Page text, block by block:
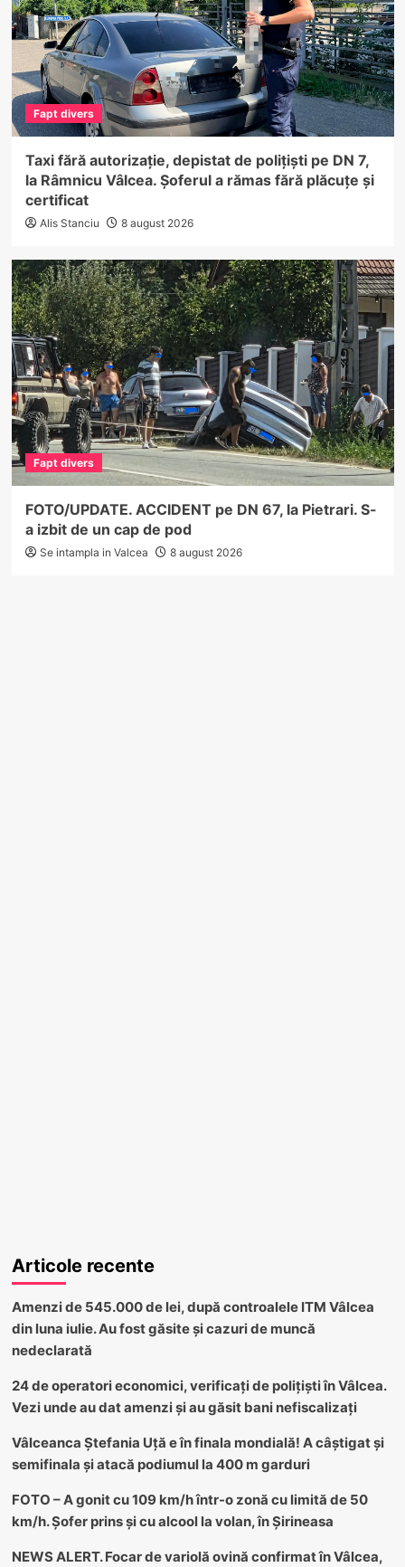
Fapt divers
Taxi fără autorizație, depistat de polițiști pe DN 7,
la Râmnicu Vâlcea. Șoferul a rămas fără plăcuțe și
certificat
Alis Stanciu 8 august 2026
Fapt divers
FOTO/UPDATE. ACCIDENT pe DN 67, la Pietrari. S-
a izbit de un cap de pod
Se intampla in Valcea 8 august 2026
Articole recente
Amenzi de 545.000 de lei, după controalele ITM Vâlcea
din luna iulie. Au fost găsite și cazuri de muncă
nedeclarată
24 de operatori economici, verificați de polițiști în Vâlcea.
Vezi unde au dat amenzi și au găsit bani nefiscalizați
Vâlceanca Ștefania Uță e în finala mondială! A câștigat și
semifinala și atacă podiumul la 400 m garduri
FOTO – A gonit cu 109 km/h într-o zonă cu limită de 50
km/h. Șofer prins și cu alcool la volan, în Șirineasa
NEWS ALERT. Focar de variolă ovină confirmat în Vâlcea,